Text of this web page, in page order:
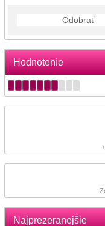
Odobrať
Hodnotenie
Najprezeranejšie